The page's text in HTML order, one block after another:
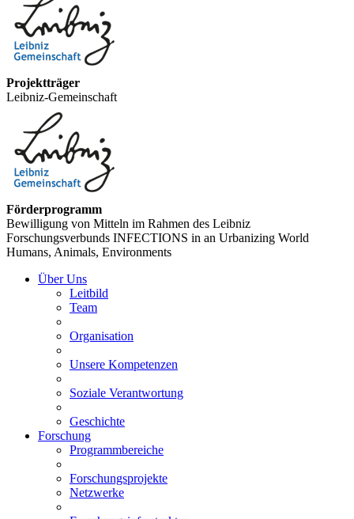
Projektträger
Leibniz-Gemeinschaft
Förderprogramm
Bewilligung von Mitteln im Rahmen des Leibniz
Forschungsverbunds INFECTIONS in an Urbanizing World
Humans, Animals, Environments
Über Uns
Leitbild
Team
Organisation
Unsere Kompetenzen
Soziale Verantwortung
Geschichte
Forschung
Programmbereiche
Forschungsprojekte
Netzwerke